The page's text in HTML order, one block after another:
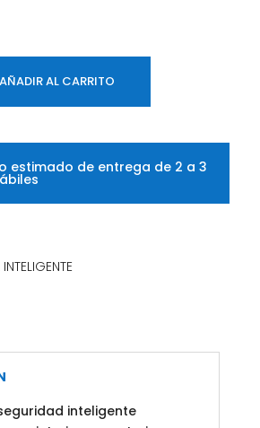
AÑADIR AL CARRITO
estimado de entrega de 2 a 3
inteligente